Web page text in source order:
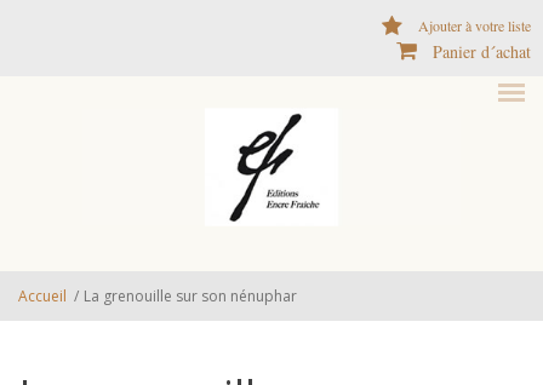
Ajouter à votre liste
Panier d´achat
Accueil / La grenouille sur son nénuphar